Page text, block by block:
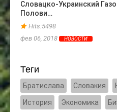
Словацко-Украинский
Полови…
Hits:5498
фев 06, 2018
НОВОСТИ
Теги
Братислава Словакия
История Экономика